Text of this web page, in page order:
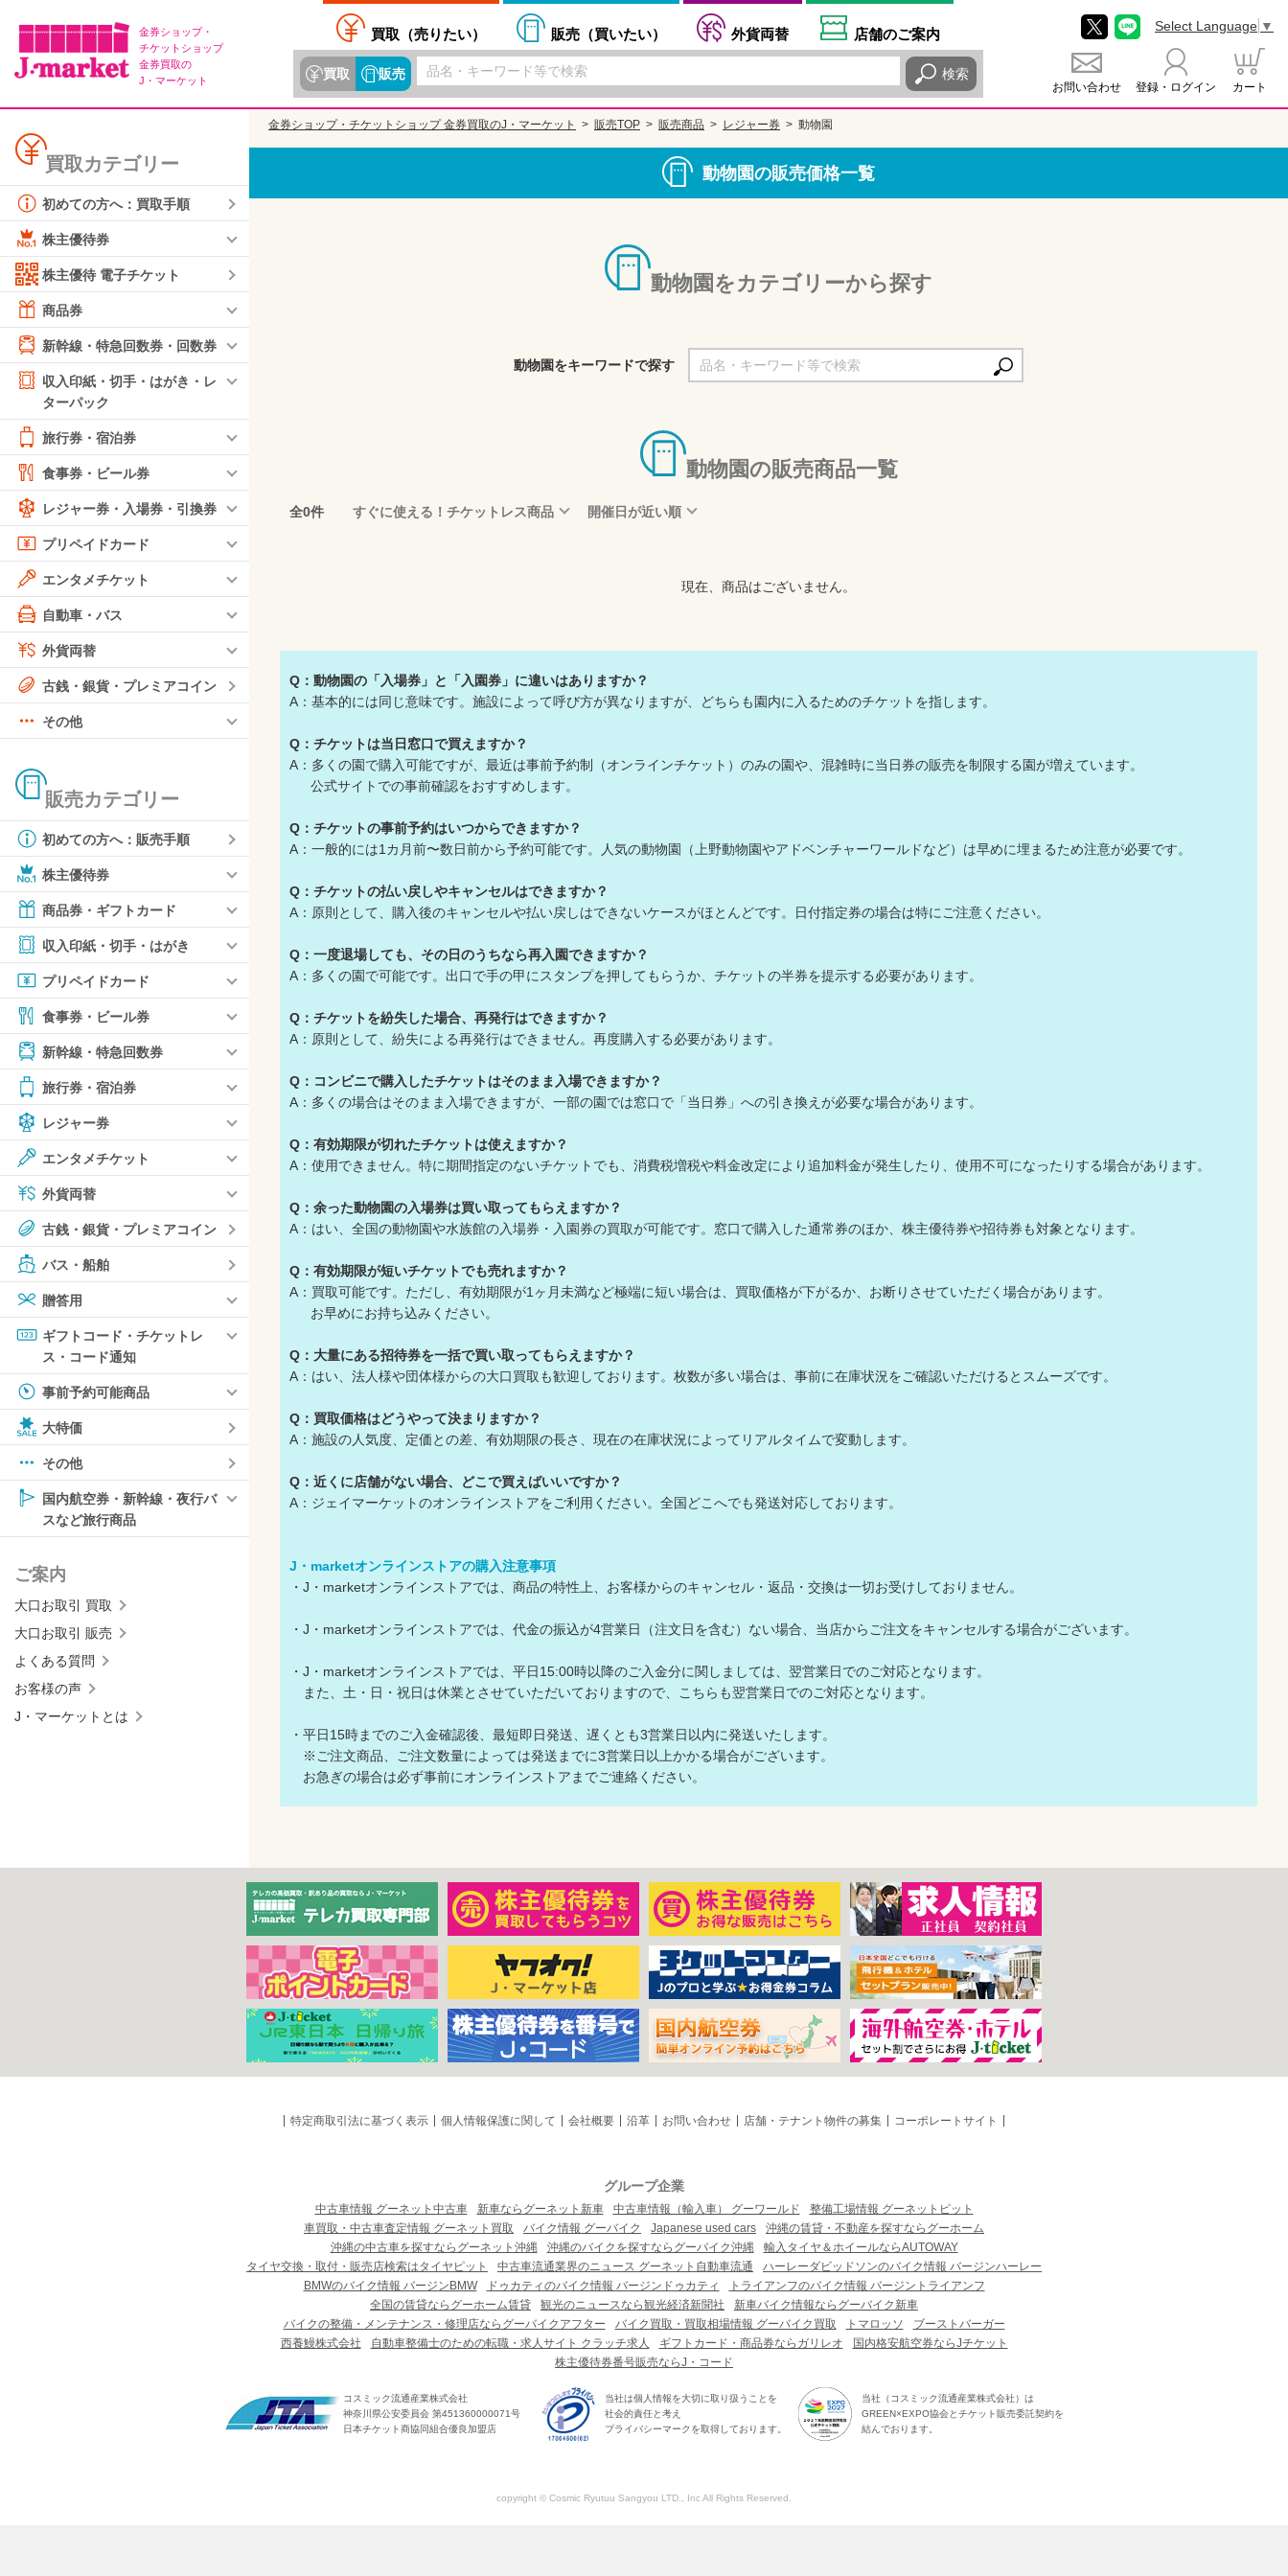
金券ショップ・
チケットショップ
金券買取の
J・マーケット
買取（売りたい） 販売（買いたい） 外貨両替 店舗のご案内
買取 販売 検索
お問い合わせ 登録・ログイン カート
Select Language ▼
買取カテゴリー
初めての方へ：買取手順
株主優待券
株主優待 電子チケット
商品券
新幹線・特急回数券・回数券
収入印紙・切手・はがき・レ
ターパック
旅行券・宿泊券
食事券・ビール券
レジャー券・入場券・引換券
プリペイドカード
エンタメチケット
自動車・バス
外貨両替
古銭・銀貨・プレミアコイン
その他
販売カテゴリー
初めての方へ：販売手順
株主優待券
商品券・ギフトカード
収入印紙・切手・はがき
プリペイドカード
食事券・ビール券
新幹線・特急回数券
旅行券・宿泊券
レジャー券
エンタメチケット
外貨両替
古銭・銀貨・プレミアコイン
バス・船舶
贈答用
ギフトコード・チケットレ
ス・コード通知
事前予約可能商品
大特価
その他
国内航空券・新幹線・夜行バ
スなど旅行商品
ご案内
大口お取引 買取
大口お取引 販売
よくある質問
お客様の声
J・マーケットとは
金券ショップ・チケットショップ 金券買取のJ・マーケット 販売TOP 販売商品 レジャー券 動物園
動物園の販売価格一覧
動物園をカテゴリーから探す
動物園をキーワードで探す
動物園の販売商品一覧
全0件 すぐに使える！チケットレス商品 開催日が近い順
現在、商品はございません。
Q：動物園の「入場券」と「入園券」に違いはありますか？
A：基本的には同じ意味です。施設によって呼び方が異なりますが、どちらも園内に入るためのチケットを指します。
Q：チケットは当日窓口で買えますか？
A：多くの園で購入可能ですが、最近は事前予約制（オンラインチケット）のみの園や、混雑時に当日券の販売を制限する園が増えています。
公式サイトでの事前確認をおすすめします。
Q： チケットの事前予約はいつからできますか？
A：一般的には1カ月前〜数日前から予約可能です。人気の動物園（上野動物園やアドベンチャーワールドなど）は早めに埋まるため注意が必要です。
Q：チケットの払い戻しやキャンセルはできますか？
A：原則として、購入後のキャンセルや払い戻しはできないケースがほとんどです。日付指定券の場合は特にご注意ください。
Q：一度退場しても、その日のうちなら再入園できますか？
A：多くの園で可能です。出口で手の甲にスタンプを押してもらうか、チケットの半券を提示する必要があります。
Q：チケットを紛失した場合、再発行はできますか？
A：原則として、紛失による再発行はできません。再度購入する必要があります。
Q：コンビニで購入したチケットはそのまま入場できますか？
A：多くの場合はそのまま入場できますが、一部の園では窓口で「当日券」への引き換えが必要な場合があります。
Q：有効期限が切れたチケットは使えますか？
A：使用できません。特に期間指定のないチケットでも、消費税増税や料金改定により追加料金が発生したり、使用不可になったりする場合があります。
Q：余った動物園の入場券は買い取ってもらえますか？
A：はい、全国の動物園や水族館の入場券・入園券の買取が可能です。窓口で購入した通常券のほか、株主優待券や招待券も対象となります。
Q：有効期限が短いチケットでも売れますか？
A：買取可能です。ただし、有効期限が1ヶ月未満など極端に短い場合は、買取価格が下がるか、お断りさせていただく場合があります。
お早めにお持ち込みください。
Q：大量にある招待券を一括で買い取ってもらえますか？
A：はい、法人様や団体様からの大口買取も歓迎しております。枚数が多い場合は、事前に在庫状況をご確認いただけるとスムーズです。
Q：買取価格はどうやって決まりますか？
A：施設の人気度、定価との差、有効期限の長さ、現在の在庫状況によってリアルタイムで変動します。
Q：近くに店舗がない場合、どこで買えばいいですか？
A：ジェイマーケットのオンラインストアをご利用ください。全国どこへでも発送対応しております。
J・marketオンラインストアの購入注意事項
・J・marketオンラインストアでは、商品の特性上、お客様からのキャンセル・返品・交換は一切お受けしておりません。
・J・marketオンラインストアでは、代金の振込が4営業日（注文日を含む）ない場合、当店からご注文をキャンセルする場合がございます。
・J・marketオンラインストアでは、平日15:00時以降のご入金分に関しましては、翌営業日でのご対応となります。
また、土・日・祝日は休業とさせていただいておりますので、こちらも翌営業日でのご対応となります。
・平日15時までのご入金確認後、最短即日発送、遅くとも3営業日以内に発送いたします。
※ご注文商品、ご注文数量によっては発送までに3営業日以上かかる場合がございます。
お急ぎの場合は必ず事前にオンラインストアまでご連絡ください。
特定商取引法に基づく表示 個人情報保護に関して 会社概要 沿革 お問い合わせ 店舗・テナント物件の募集 コーポレートサイト
グループ企業
中古車情報 グーネット中古車 新車ならグーネット新車 中古車情報（輸入車） グーワールド
整備工場情報 グーネットピット
車買取・中古車査定情報 グーネット買取
バイク情報 グーバイク Japanese used cars
沖縄の賃貸・不動産を探すならグーホーム
沖縄の中古車を探すならグーネット沖縄
沖縄のバイクを探すならグーバイク沖縄
輸入タイヤ＆ホイールならAUTOWAY
タイヤ交換・取付・販売店検索はタイヤピット
中古車流通業界のニュース グーネット自動車流通
ハーレーダビッドソンのバイク情報 バージンハーレー
BMWのバイク情報 バージンBMW
ドゥカティのバイク情報 バージンドゥカティ
トライアンフのバイク情報 バージントライアンフ
全国の賃貸ならグーホーム賃貸
観光のニュースなら観光経済新聞社
新車バイク情報ならグーバイク新車
バイクの整備・メンテナンス・修理店ならグーバイクアフター
バイク買取・買取相場情報 グーバイク買取 トマロッソ
ブーストバーガー
西養鰻株式会社
自動車整備士のための転職・求人サイト クラッチ求人 ギフトカード・商品券ならガリレオ
国内格安航空券ならJチケット
株主優待券番号販売ならJ・コード
コスミック流通産業株式会社
神奈川県公安委員会 第451360000071号
日本チケット商協同組合優良加盟店
当社は個人情報を大切に取り扱うことを
社会的責任と考え
プライバシーマークを取得しております。
当社（コスミック流通産業株式会社）は
GREEN×EXPO協会とチケット販売委託契約を
結んでおります。
copyright © Cosmic Ryutuu Sangyou LTD., Inc All Rights Reserved.